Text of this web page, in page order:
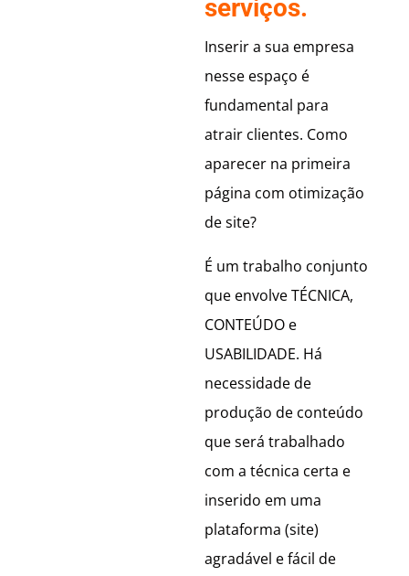
serviços.
Inserir a sua empresa
nesse espaço é
fundamental para
atrair clientes. Como
aparecer na primeira
página com otimização
de site?
É um trabalho conjunto
que envolve TÉCNICA,
CONTEÚDO e
USABILIDADE. Há
necessidade de
produção de conteúdo
que será trabalhado
com a técnica certa e
inserido em uma
plataforma (site)
agradável e fácil de